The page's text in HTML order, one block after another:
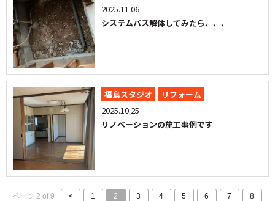
2025.11.06
システムバス解体してみたら、、、
福島スタジオ
リフォーム
2025.10.25
リノベーションの施工事例です
ページ 2 of 9 < 1 2 3 4 5 6 7
8